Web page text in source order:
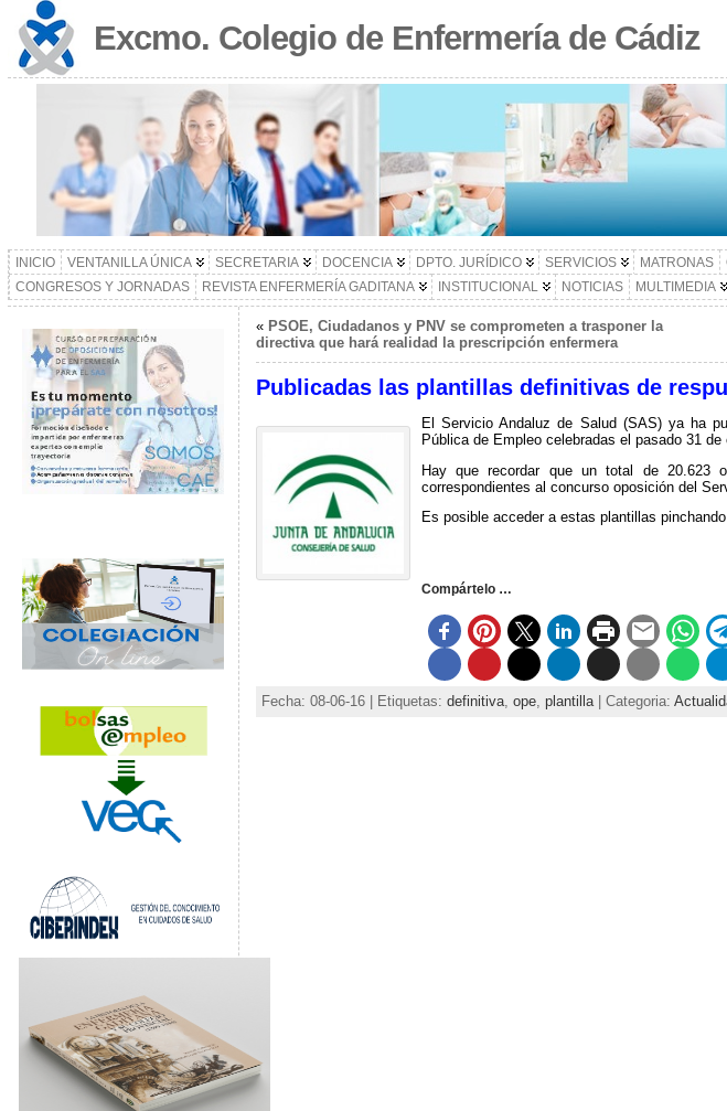
Excmo. Colegio de Enfermería de Cádiz
INICIO VENTANILLA ÚNICA SECRETARIA DOCENCIA DPTO. JURÍDICO SERVICIOS MATRONAS
CONGRESOS Y JORNADAS
REVISTA ENFERMERÍA GADITANA INSTITUCIONAL NOTICIAS MULTIMEDIA
« PSOE, Ciudadanos y PNV se comprometen a trasponer la
directiva que hará realidad la prescripción enfermera
Publicadas las plantillas definitivas de
El Servicio Andaluz de Salud (SAS) ya ha
Pública de Empleo celebradas el pasado 31
Hay que recordar que un total de 20.623
correspondientes al concurso oposición del
Es posible acceder a estas plantillas pinchando
Compártelo …
Fecha: 08-06-16 | Etiquetas: definitiva, ope, plantilla| Categoria: